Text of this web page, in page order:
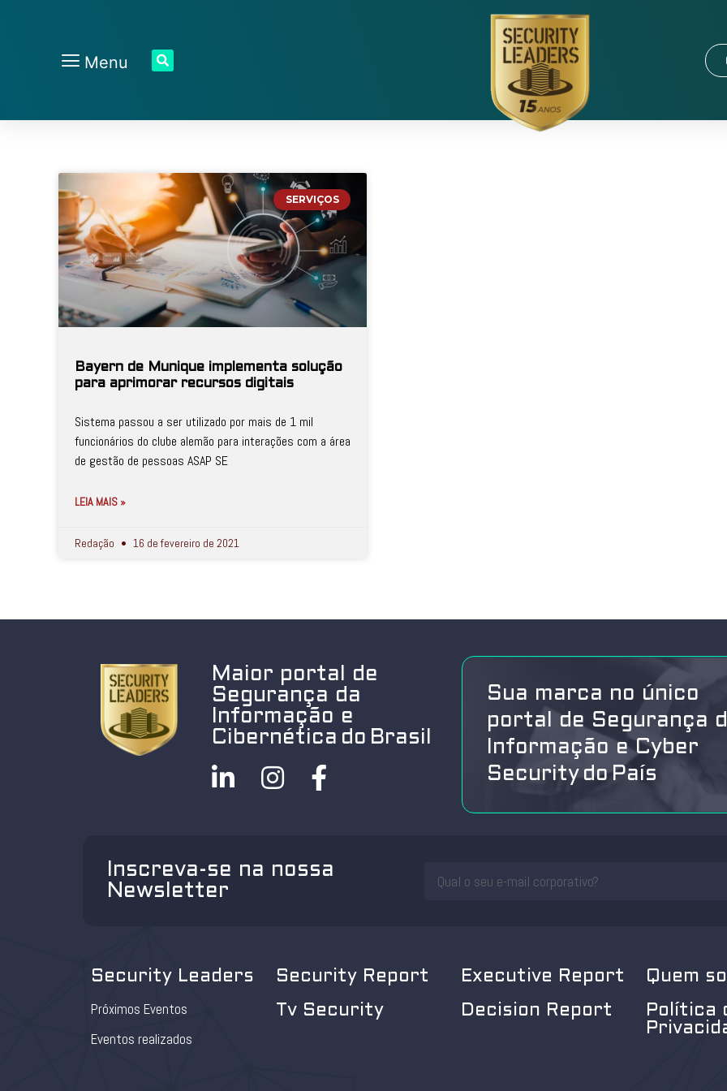
Menu
SERVIÇOS
Bayern de Munique implementa solução
para aprimorar recursos digitais
Sistema passou a ser utilizado por mais de 1 mil
funcionários do clube alemão para interações com a área
de gestão de pessoas ASAP SE
LEIA MAIS »
Redação 16 de fevereiro de 2021
Maior portal de
Segurança da
Informação e
Cibernética do Brasil
Sua marca no único
portal de Segurança
Informação e Cyber
Security do País
Inscreva-se na nossa
Newsletter
Security Leaders
Próximos Eventos
Eventos realizados
Security Report
Tv Security
Executive Report
Decision Report
Quem
Política